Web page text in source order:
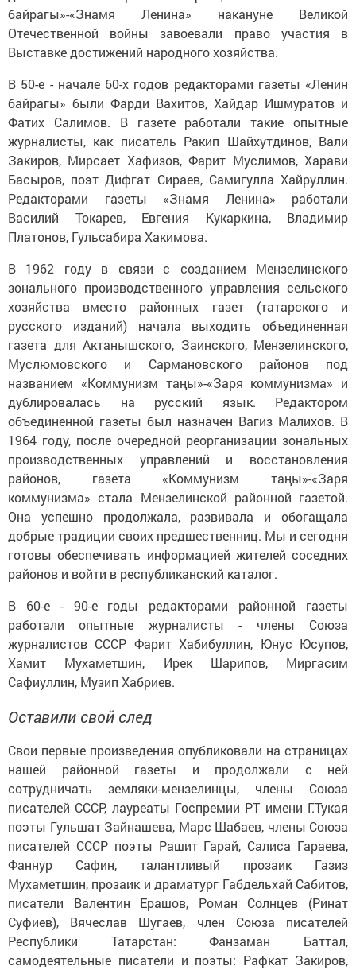
байрагы»-«Знамя Ленина» накануне Великой
Отечественной войны завоевали право участия в
Выставке достижений народного хозяйства.
В 50-е - начале 60-х годов редакторами газеты «Ленин
байрагы» были Фарди Вахитов, Хайдар Ишмуратов и
Фатих Салимов. В газете работали такие опытные
журналисты, как писатель Ракип Шайхутдинов, Вали
Закиров, Мирсает Хафизов, Фарит Муслимов, Харави
Басыров, поэт Дифгат Сираев, Самигулла Хайруллин.
Редакторами газеты «Знамя Ленина» работали
Василий Токарев, Евгения Кукаркина, Владимир
Платонов, Гульсабира Хакимова.
В 1962 году в связи с созданием Мензелинского
зонального производственного управления сельского
хозяйства вместо районных газет (татарского и
русского изданий) начала выходить объединенная
газета для Актанышского, Заинского, Мензелинского,
Муслюмовского и Сармановского районов под
названием «Коммунизм таңы»-«Заря коммунизма» и
дублировалась на русский язык. Редактором
объединенной газеты был назначен Вагиз Малихов. В
1964 году, после очередной реорганизации зональных
производственных управлений и восстановления
районов, газета «Коммунизм таңы»-«Заря
коммунизма» стала Мензелинской районной газетой.
Она успешно продолжала, развивала и обогащала
добрые традиции своих предшественниц. Мы и сегодня
готовы обеспечивать информацией жителей соседних
районов и войти в республиканский каталог.
В 60-е - 90-е годы редакторами районной газеты
работали опытные журналисты - члены Союза
журналистов СССР Фарит Хабибуллин, Юнус Юсупов,
Хамит Мухаметшин, Ирек Шарипов, Миргасим
Сафиуллин, Музип Хабриев.
Оставили свой след
Свои первые произведения опубликовали на страницах
нашей районной газеты и продолжали с ней
сотрудничать земляки-мензелинцы, члены Союза
писателей СССР, лауреаты Госпремии РТ имени Г.Тукая
поэты Гульшат Зайнашева, Марс Шабаев, члены Союза
писателей СССР поэты Рашит Гарай, Салиса Гараева,
Фаннур Сафин, талантливый прозаик Газиз
Мухаметшин, прозаик и драматург Габдельхай Сабитов,
писатели Валентин Ерашов, Роман Солнцев (Ринат
Суфиев), Вячеслав Шугаев, член Союза писателей
Республики Татарстан: Фанзаман Баттал,
самодеятельные писатели и поэты: Рафкат Закиров,